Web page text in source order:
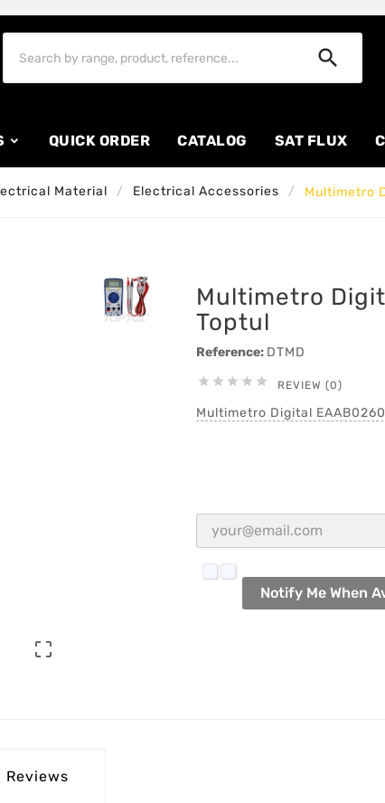

QUICK ORDER CATALOG SAT FLUX
Material Electrical Accessories Multimetro

Multimetro
Toptul
Reference: DTMD
     REVIEW (0)
Multimetro Digital
Notify Me When
Reviews